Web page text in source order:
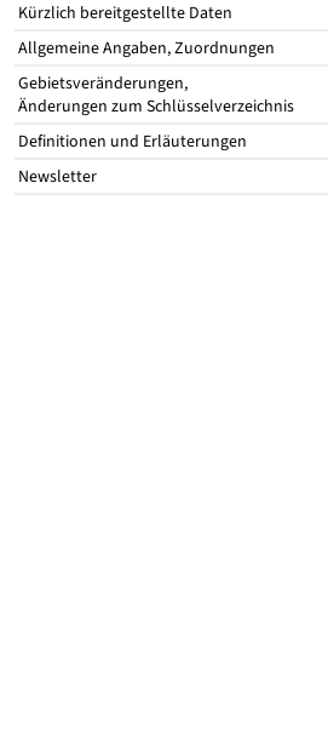
Kürzlich bereitgestellte Daten
Allgemeine Angaben, Zuordnungen
Gebietsveränderungen,
Änderungen zum Schlüsselverzeichnis
Definitionen und Erläuterungen
Newsletter